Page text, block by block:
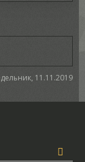
11.11.2019